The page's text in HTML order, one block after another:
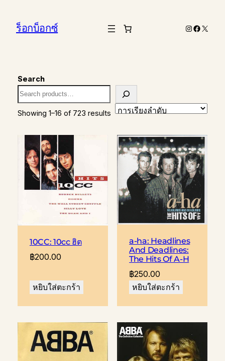
ร็อกบ็อกซ์ Instagram
X
Search
Showing 1–16 of 723 results
10CC: 10cc ฮิต
฿200.00
หยิบใส่ตะกร้า
a-ha: Headlines
And Deadlines:
The Hits Of A-H
฿250.00
หยิบใส่ตะกร้า